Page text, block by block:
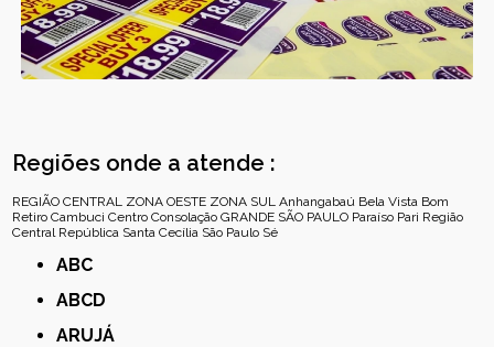
Regiões onde a atende :
REGIÃO CENTRAL ZONA OESTE ZONA SUL Anhangabaú Bela Vista Bom
Retiro Cambuci Centro Consolação GRANDE SÃO PAULO Paraíso Pari Região
Central República Santa Cecília São Paulo Sé
ABC
ABCD
ARUJÁ